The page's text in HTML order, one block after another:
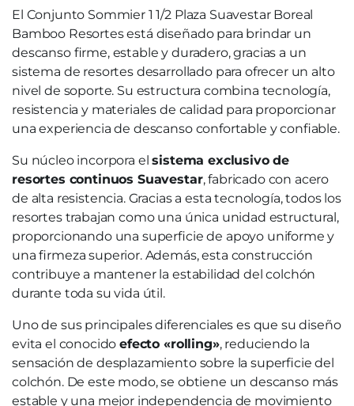
El Conjunto Sommier 1 1/2 Plaza Suavestar Boreal
Bamboo Resortes está diseñado para brindar un
descanso firme, estable y duradero, gracias a un
sistema de resortes desarrollado para ofrecer un alto
nivel de soporte. Su estructura combina tecnología,
resistencia y materiales de calidad para proporcionar
una experiencia de descanso confortable y confiable.
Su núcleo incorpora elsistema exclusivo de
resortes continuos Suavestar, fabricado con acero
de alta resistencia. Gracias a esta tecnología, todos los
resortes trabajan como una única unidad estructural,
proporcionando una superficie de apoyo uniforme y
una firmeza superior. Además, esta construcción
contribuye a mantener la estabilidad del colchón
durante toda su vida útil.
Uno de sus principales diferenciales es que su diseño
evita el conocidoefecto «rolling», reduciendo la
sensación de desplazamiento sobre la superficie del
colchón. De este modo, se obtiene un descanso más
estable y una mejor independencia de movimiento